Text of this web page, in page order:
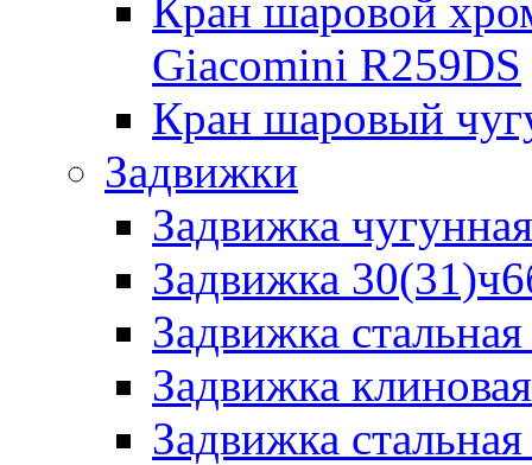
Кран шаровой
Giacomini R259DS
Кран шаровый
Задвижки
Задвижка
Задвижка
Задвижка
Задвижка
Задвижка